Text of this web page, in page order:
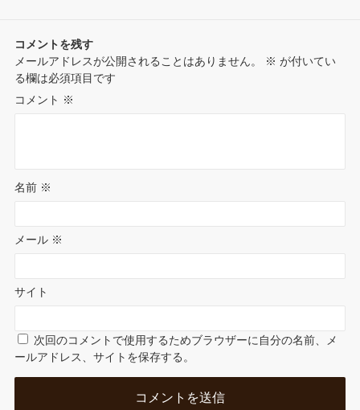
t
t
e
コメントを残す
メールアドレスが公開されることはありません。
※ が付いてい
る欄は必須項目です
コメント ※
名前 ※
メール ※
サイト
次回のコメントで使用するためブラウザーに自分の名前、メ
ールアドレス、サイトを保存する。